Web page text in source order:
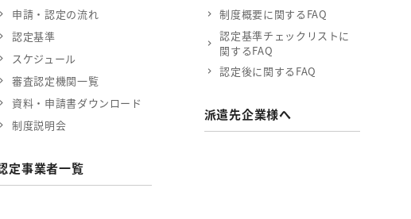
申請・認定の流れ
認定基準
スケジュール
審査認定機関一覧
資料・申請書ダウンロード
制度説明会
定事業者一覧
制度概要に関するFAQ
認定基準チェックリストに
関するFAQ
認定後に関するFAQ
派遣先企業様へ